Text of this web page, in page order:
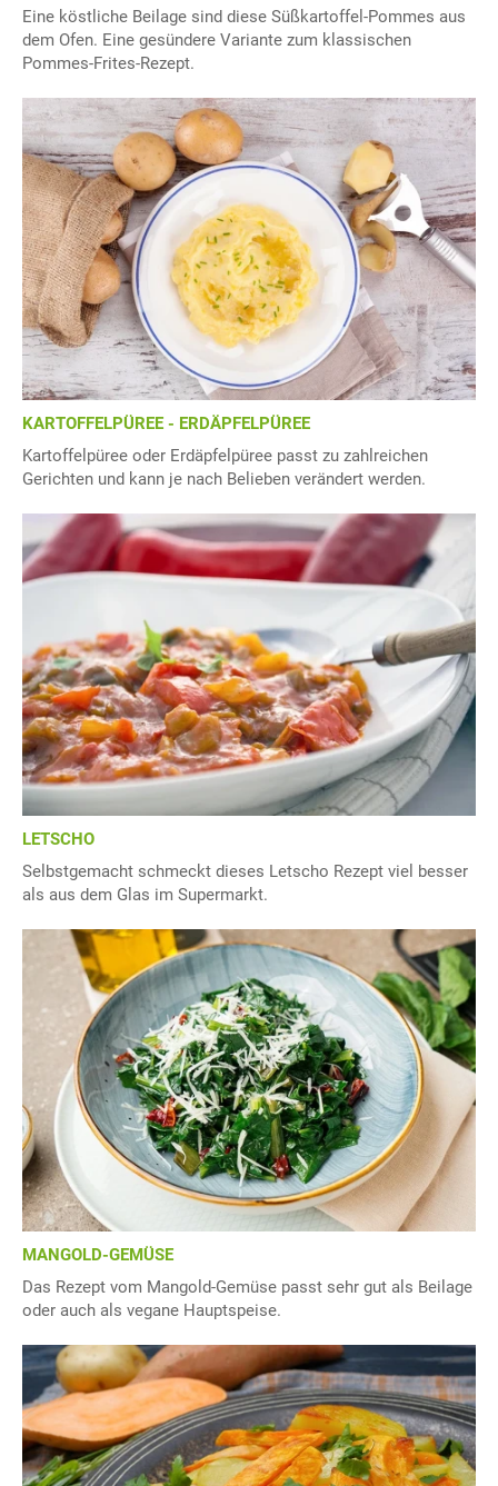
Eine köstliche Beilage sind diese Süßkartoffel-Pommes aus
dem Ofen. Eine gesündere Variante zum klassischen
Pommes-Frites-Rezept.
KARTOFFELPÜREE - ERDÄPFELPÜREE
Kartoffelpüree oder Erdäpfelpüree passt zu zahlreichen
Gerichten und kann je nach Belieben verändert werden.
LETSCHO
Selbstgemacht schmeckt dieses Letscho Rezept viel besser
als aus dem Glas im Supermarkt.
MANGOLD-GEMÜSE
Das Rezept vom Mangold-Gemüse passt sehr gut als Beilage
oder auch als vegane Hauptspeise.